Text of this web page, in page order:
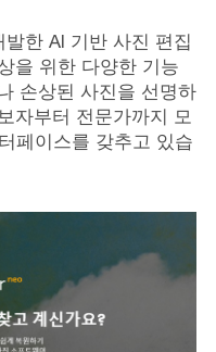
한 AI 기반 사진 편집
을 위한 다양한 기능
손상된 사진을 선명하
자부터 전문가까지 모
페이스를 갖추고 있습